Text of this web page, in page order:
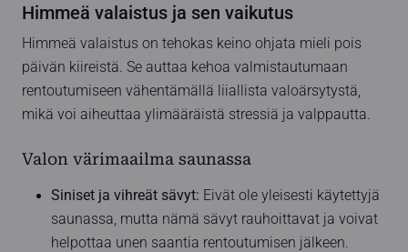
Himmeä valaistus ja sen vaikutus
Himmeä valaistus on tehokas keino ohjata mieli pois
päivän kiireistä. Se auttaa kehoa valmistautumaan
rentoutumiseen vähentämällä liiallista valoärsytystä,
mikä voi aiheuttaa ylimääräistä stressiä ja valppautta.
Valon värimaailma saunassa
Siniset ja vihreät sävyt: Eivät ole yleisesti käytettyjä
saunassa, mutta nämä sävyt rauhoittavat ja voivat
helpottaa unen saantia rentoutumisen jälkeen.